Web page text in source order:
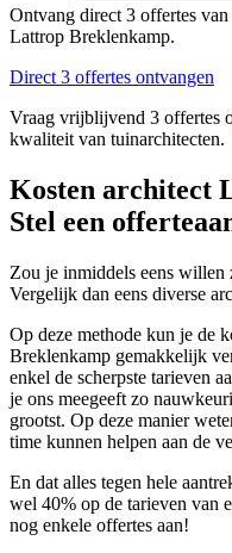
Ontvang direct 3 offertes
Lattrop Breklenkamp.
Direct 3 offertes ontvangen
Vraag vrijblijvend 3 offertes
kwaliteit van tuinarchitecten.
Kosten architect
Stel een
Zou je inmiddels eens
Vergelijk dan eens diverse
Op deze methode kun je de
Breklenkamp gemakkelijk
enkel de scherpste tarieven
je ons meegeeft zo
grootst. Op deze manier
time kunnen helpen aan de
En dat alles tegen hele
wel 40% op de tarieven van
nog enkele offertes aan!